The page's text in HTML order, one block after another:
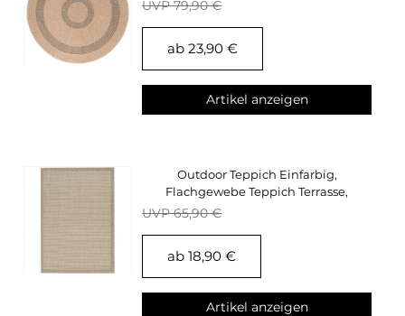
UVP 79,90 €
ab 23,90 €
Artikel anzeigen
Outdoor Teppich Einfarbig,
Flachgewebe Teppich Terrasse,
Balkon, Küchenteppich
UVP 65,90 €
ab 18,90 €
Artikel anzeigen